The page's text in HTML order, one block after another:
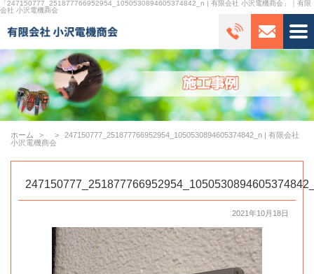
「247150777_251877766952954_1050530894605374842_n | 有限会社 小沢電機商会」｜有限
会社 小沢電機商会
ホーム
247150777_251877766952954_1050530894605374842_n | 有限会社
小沢電機商会
2021年10月18日